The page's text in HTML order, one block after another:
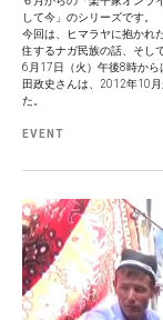
して今」のシリーズです。
今回は、ヒマラヤに抱かれ
住するナガ民族の話、そし
6月17日（火）午後8時から
田政史さんは、2012年10
た。
EVENT